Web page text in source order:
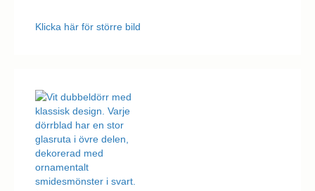
Klicka här för större bild